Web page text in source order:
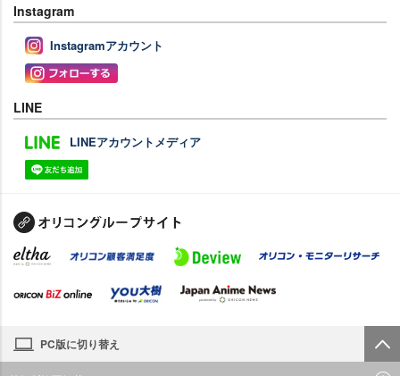
Instagram
Instagramアカウント
LINE
LINEアカウントメディア
PC版に切り替え